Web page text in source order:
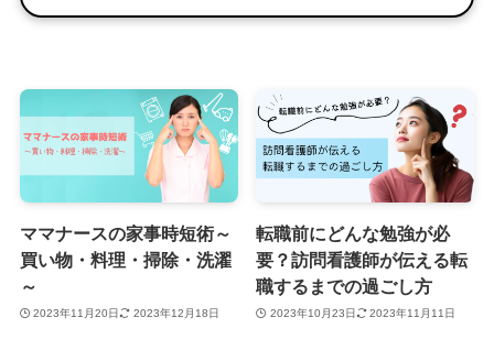
ママナースの家事時短術～
買い物・料理・掃除・洗濯
～
2023年11月20日 2023年12月18日
転職前にどんな勉強が必
要？訪問看護師が伝える転
職するまでの過ごし方
2023年10月23日 2023年11月11日